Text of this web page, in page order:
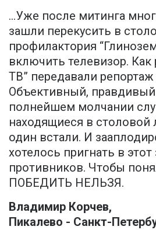
...Уже после митинга
зашли перекусить в
профилактория
включить телевизор.
ТВ” передавали
Объективный,
полнейшем молчании
находящиеся в
один встали. И
хотелось пригнать в этот
противников. Чтобы
ПОБЕДИТЬ НЕЛЬЗЯ.
Владимир Корчев,
Пикалево - Санкт-